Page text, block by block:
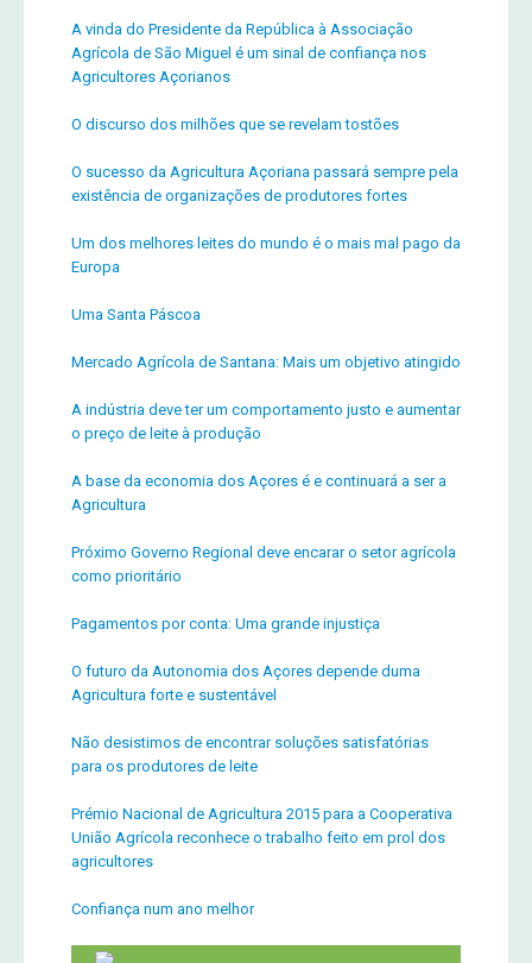
A vinda do Presidente da República à Associação
Agrícola de São Miguel é um sinal de confiança nos
Agricultores Açorianos
O discurso dos milhões que se revelam tostões
O sucesso da Agricultura Açoriana passará sempre pela
existência de organizações de produtores fortes
Um dos melhores leites do mundo é o mais mal pago da
Europa
Uma Santa Páscoa
Mercado Agrícola de Santana: Mais um objetivo atingido
A indústria deve ter um comportamento justo e aumentar
o preço de leite à produção
A base da economia dos Açores é e continuará a ser a
Agricultura
Próximo Governo Regional deve encarar o setor agrícola
como prioritário
Pagamentos por conta: Uma grande injustiça
O futuro da Autonomia dos Açores depende duma
Agricultura forte e sustentável
Não desistimos de encontrar soluções satisfatórias
para os produtores de leite
Prémio Nacional de Agricultura 2015 para a Cooperativa
União Agrícola reconhece o trabalho feito em prol dos
agricultores
Confiança num ano melhor